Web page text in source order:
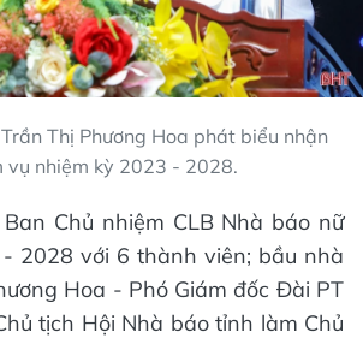
Thị Phương Hoa phát biểu nhận
vụ nhiệm kỳ 2023 - 2028.
Chủ nhiệm CLB Nhà báo nữ
2028 với 6 thành viên; bầu nhà
Hoa - Phó Giám đốc Đài PT
tịch Hội Nhà báo tỉnh làm Chủ